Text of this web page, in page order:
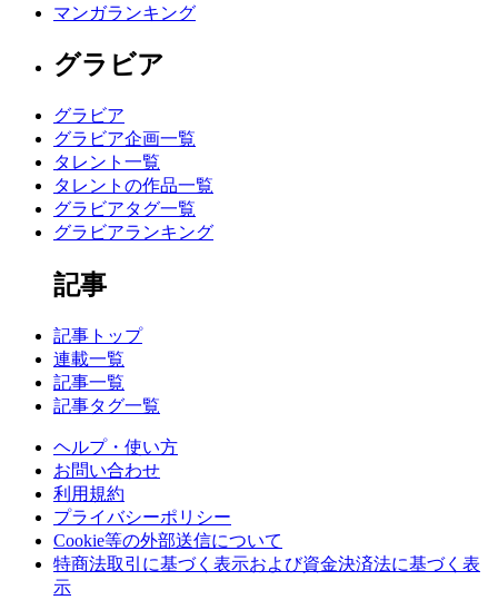
マンガランキング
グラビア
グラビア
グラビア企画一覧
タレント一覧
タレントの作品一覧
グラビアタグ一覧
グラビアランキング
記事
記事トップ
連載一覧
記事一覧
記事タグ一覧
ヘルプ・使い方
お問い合わせ
利用規約
プライバシーポリシー
Cookie等の外部送信について
特商法取引に基づく表示および資金決済法に基づく表
示